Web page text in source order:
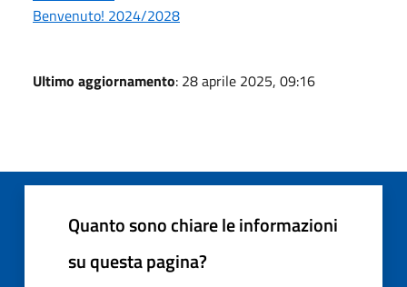
Benvenuto! 2024/2028
Ultimo aggiornamento: 28 aprile 2025, 09:16
Quanto sono chiare le informazioni
su questa pagina?